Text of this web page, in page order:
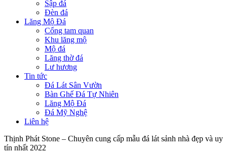
Sập đá
Đèn đá
Lăng Mộ Đá
Cổng tam quan
Khu lăng mộ
Mộ đá
Lăng thờ đá
Lư hương
Tin tức
Đá Lát Sân Vườn
Bàn Ghế Đá Tự Nhiên
Lăng Mộ Đá
Đá Mỹ Nghệ
Liên hệ
Thịnh Phát Stone – Chuyên cung cấp mẫu đá lát sảnh nhà đẹp và uy
tín nhất 2022